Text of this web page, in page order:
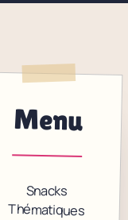
Menu
Snacks
Thématiques